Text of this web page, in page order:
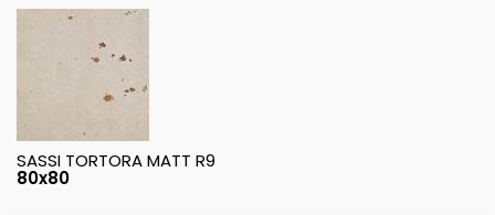
SASSI TORTORA MATT R9
80x80